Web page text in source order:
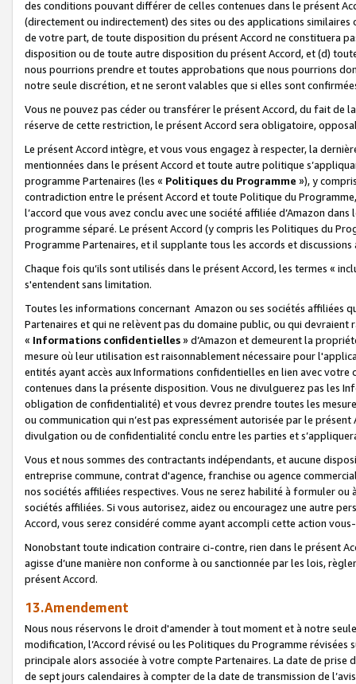
des conditions pouvant différer de celles contenues dans le présent
(directement ou indirectement) des sites ou des applications
de votre part, de toute disposition du présent Accord ne constituera
disposition ou de toute autre disposition du présent Accord, et (d)
nous pourrions prendre et toutes approbations que nous pourrions
notre seule discrétion, et ne seront valables que si elles sont
Vous ne pouvez pas céder ou transférer le présent Accord, du fait de
réserve de cette restriction, le présent Accord sera obligatoire,
Le présent Accord intègre, et vous vous engagez à respecter, la
mentionnées dans le présent Accord et toute autre politique
programme Partenaires (les « Politiques du Programme »), y
contradiction entre le présent Accord et toute Politique du
l’accord que vous avez conclu avec une société affiliée d’Amazon
programme séparé. Le présent Accord (y compris les Politiques du
Programme Partenaires, et il supplante tous les accords et discussions
Chaque fois qu’ils sont utilisés dans le présent Accord, les termes «
s'entendent sans limitation.
Toutes les informations concernant Amazon ou ses sociétés affiliées
Partenaires et qui ne relèvent pas du domaine public, ou qui
« Informations confidentielles» d’Amazon et demeurent la
mesure où leur utilisation est raisonnablement nécessaire pour
entités ayant accès aux Informations confidentielles en lien avec
contenues dans la présente disposition. Vous ne divulguerez pas les
obligation de confidentialité) et vous devrez prendre toutes les
ou communication qui n’est pas expressément autorisée par le
divulgation ou de confidentialité conclu entre les parties et
Vous et nous sommes des contractants indépendants, et aucune
entreprise commune, contrat d'agence, franchise ou agence
nos sociétés affiliées respectives. Vous ne serez habilité à formuler
sociétés affiliées. Si vous autorisez, aidez ou encouragez une autre
Accord, vous serez considéré comme ayant accompli cette action
Nonobstant toute indication contraire ci-contre, rien dans le présent
agisse d’une manière non conforme à ou sanctionnée par les lois,
présent Accord.
13.Amendement
Nous nous réservons le droit d'amender à tout moment et à notre
modification, l’Accord révisé ou les Politiques du Programme
principale alors associée à votre compte Partenaires. La date de
de sept jours calendaires à compter de la date de transmission de